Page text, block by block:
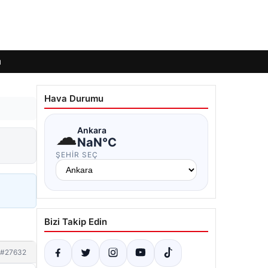
#27632
Hava Durumu
☁Ankara
NaN°C
ŞEHIR SEÇ
Bizi Takip Edin